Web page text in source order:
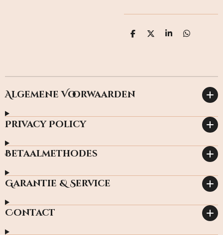
D
D
S
D
Algemene Voorwaarden
Privacy Policy
Betaalmethodes
Garantie & Service
Contact